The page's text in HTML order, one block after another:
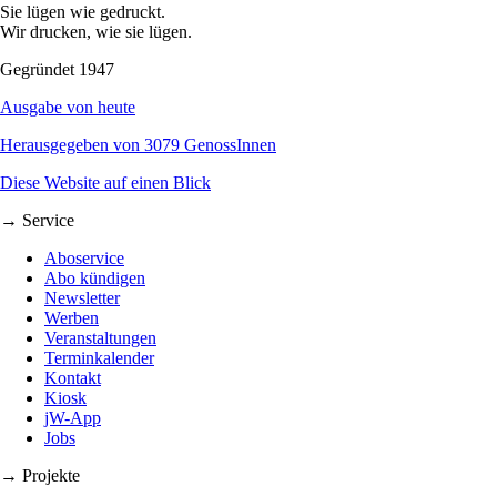
Sie lügen wie gedruckt.
Wir drucken, wie sie lügen.
Gegründet 1947
Ausgabe von heute
Herausgegeben von 3079 GenossInnen
Diese Website auf einen Blick
→ Service
Aboservice
Abo kündigen
Newsletter
Werben
Veranstaltungen
Terminkalender
Kontakt
Kiosk
jW-App
Jobs
→ Projekte